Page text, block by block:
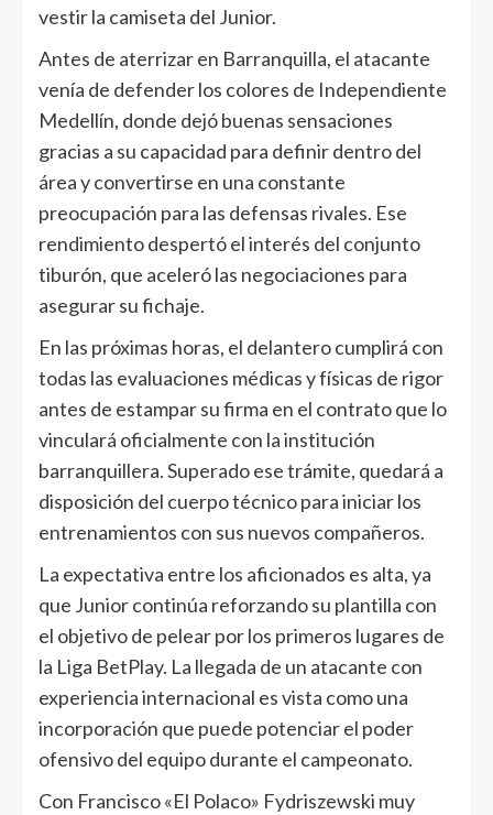
vestir la camiseta del Junior.
Antes de aterrizar en Barranquilla, el atacante
venía de defender los colores de Independiente
Medellín, donde dejó buenas sensaciones
gracias a su capacidad para definir dentro del
área y convertirse en una constante
preocupación para las defensas rivales. Ese
rendimiento despertó el interés del conjunto
tiburón, que aceleró las negociaciones para
asegurar su fichaje.
En las próximas horas, el delantero cumplirá con
todas las evaluaciones médicas y físicas de rigor
antes de estampar su firma en el contrato que lo
vinculará oficialmente con la institución
barranquillera. Superado ese trámite, quedará a
disposición del cuerpo técnico para iniciar los
entrenamientos con sus nuevos compañeros.
La expectativa entre los aficionados es alta, ya
que Junior continúa reforzando su plantilla con
el objetivo de pelear por los primeros lugares de
la Liga BetPlay. La llegada de un atacante con
experiencia internacional es vista como una
incorporación que puede potenciar el poder
ofensivo del equipo durante el campeonato.
Con Francisco «El Polaco» Fydriszewski muy